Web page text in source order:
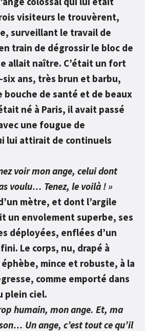
visiteurs le trouvèrent,
surveillant le travail de
train de dégrossir le bloc de
allait naître. C’était un fort
ans, très brun et barbu,
bouche de santé et de beaux
né à Paris, il avait passé
une fougue de
lui attirait de continuels
voir mon ange, celui dont
voulu… Tenez, le voilà ! »
mètre, et dont l’argile
un envolement superbe, ses
déployées, enflées d’un
Le corps, nu, drapé à
mince et robuste, à la
comme emporté dans
plein ciel.
humain, mon ange. Et, ma
Un ange, c’est tout ce qu’il